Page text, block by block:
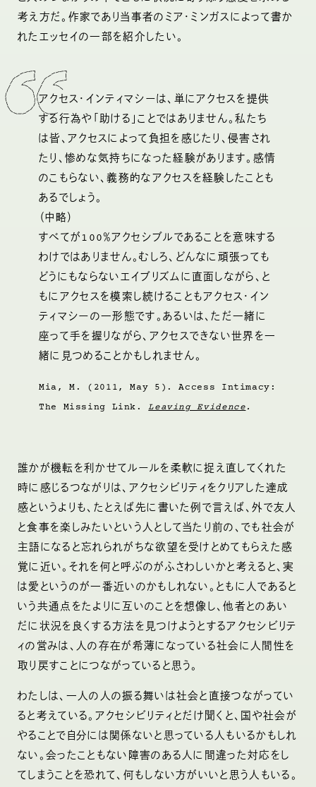
考え方だ。作家であり当事者のミア・ミンガスによって書か
れたエッセイの一部を紹介したい。
アクセス・インティマシーは、単にアクセスを提供
する行為や「助ける」ことではありません。私たち
は皆、アクセスによって負担を感じたり、侵害され
たり、惨めな気持ちになった経験があります。感情
のこもらない、義務的なアクセスを経験したことも
あるでしょう。
（中略）
すべてが100％アクセシブルであることを意味する
わけではありません。むしろ、どんなに頑張っても
どうにもならないエイブリズムに直面しながら、と
もにアクセスを模索し続けることもアクセス・イン
ティマシーの一形態です。あるいは、ただ一緒に
座って手を握りながら、アクセスできない世界を一
緒に見つめることかもしれません。
Mia, M. (2011, May 5). Access Intimacy:
The Missing Link.Leaving Evidence.
誰かが機転を利かせてルールを柔軟に捉え直してくれた
時に感じるつながりは、アクセシビリティをクリアした達成
感というよりも、たとえば先に書いた例で言えば、外で友人
と食事を楽しみたいという人として当たり前の、でも社会が
主語になると忘れられがちな欲望を受けとめてもらえた感
覚に近い。それを何と呼ぶのがふさわしいかと考えると、実
は愛というのが一番近いのかもしれない。ともに人であると
いう共通点をたよりに互いのことを想像し、他者とのあい
だに状況を良くする方法を見つけようとするアクセシビリテ
ィの営みは、人の存在が希薄になっている社会に人間性を
取り戻すことにつながっていると思う。
わたしは、一人の人の振る舞いは社会と直接つながってい
ると考えている。アクセシビリティとだけ聞くと、国や社会が
やることで自分には関係ないと思っている人もいるかもしれ
ない。会ったこともない障害のある人に間違った対応をし
てしまうことを恐れて、何もしない方がいいと思う人もいる。